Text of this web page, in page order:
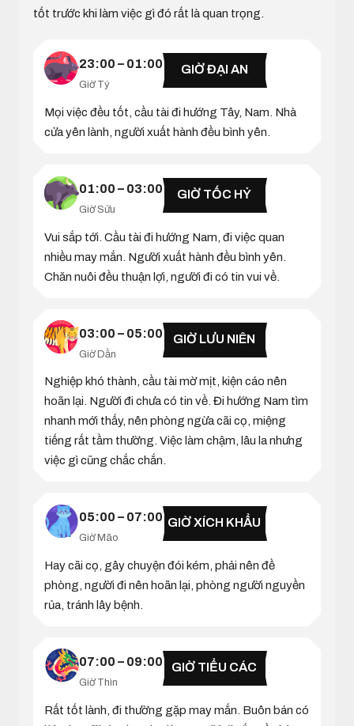
tốt trước khi làm việc gì đó rất là quan trọng.
23:00 – 01:00
Giờ Tý
GIỜ ĐẠI AN
Mọi việc đều tốt, cầu tài đi hướng Tây, Nam. Nhà
cửa yên lành, người xuất hành đều bình yên.
01:00 – 03:00
Giờ Sửu
GIỜ TỐC HỶ
Vui sắp tới. Cầu tài đi hướng Nam, đi việc quan
nhiều may mắn. Người xuất hành đều bình yên.
Chăn nuôi đều thuận lợi, người đi có tin vui về.
03:00 – 05:00
Giờ Dần
GIỜ LƯU NIÊN
Nghiệp khó thành, cầu tài mờ mịt, kiện cáo nên
hoãn lại. Người đi chưa có tin về. Đi hướng Nam tìm
nhanh mới thấy, nên phòng ngừa cãi cọ, miệng
tiếng rất tầm thường. Việc làm chậm, lâu la nhưng
việc gì cũng chắc chắn.
05:00 – 07:00
Giờ Mão
GIỜ XÍCH KHẨU
Hay cãi cọ, gây chuyện đói kém, phải nên đề
phòng, người đi nên hoãn lại, phòng người nguyền
rủa, tránh lây bệnh.
07:00 – 09:00
Giờ Thìn
GIỜ TIỂU CÁC
Rất tốt lành, đi thường gặp may mắn. Buôn bán có